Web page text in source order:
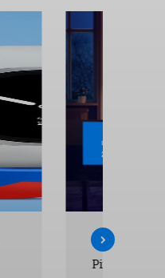
Pirmos 2